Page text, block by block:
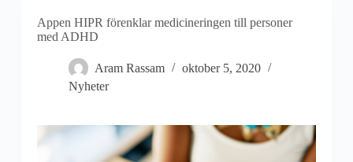
Appen HIPR förenklar medicineringen till personer
med ADHD
Aram Rassam
oktober 5, 2020
Nyheter